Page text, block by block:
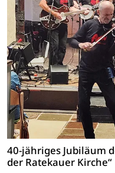
40-jähriges Jubiläum
der Ratekauer Kirche“